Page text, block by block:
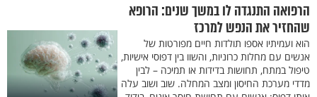
הרפואה התנגדה לו במשך שנים: הרופא
שהחזיר את הנפש למרכז
הוא ועמיתיו אספו תולדות חיים מפורטות של
אנשים עם מחלות כרוניות, והשוו בין דפוסי אישיות,
טיפול במתח, תחושות בדידות או תמיכה – לבין
מדדי מערכת החיסון ומצב המחלה. שוב ושוב עלה